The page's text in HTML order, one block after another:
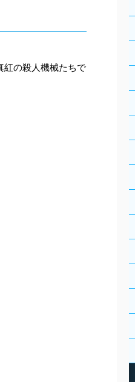
紅の殺人機械たちで